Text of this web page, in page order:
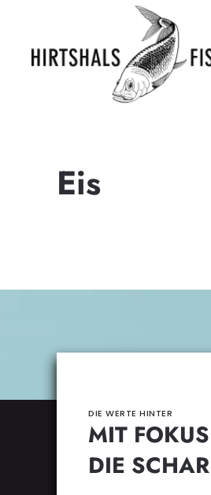
Zum Hauptinhalt springen
Eis
DIE WERTE HINTER
MIT
DIE